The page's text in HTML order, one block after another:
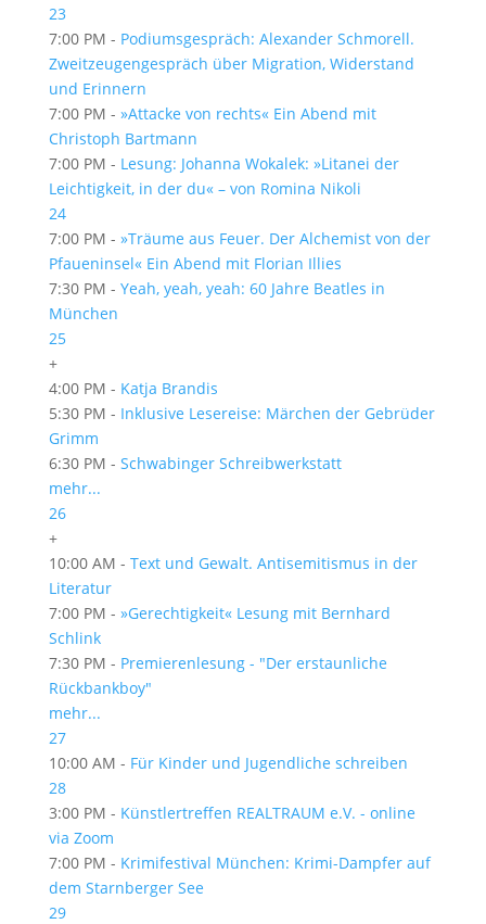
23
7:00 PM - Podiumsgespräch: Alexander Schmorell.
Zweitzeugengespräch über Migration, Widerstand
und Erinnern
7:00 PM - »Attacke von rechts« Ein Abend mit
Christoph Bartmann
7:00 PM - Lesung: Johanna Wokalek: »Litanei der
Leichtigkeit, in der du« – von Romina Nikoli
24
7:00 PM - »Träume aus Feuer. Der Alchemist von der
Pfaueninsel« Ein Abend mit Florian Illies
7:30 PM - Yeah, yeah, yeah: 60 Jahre Beatles in
München
25
+
4:00 PM - Katja Brandis
5:30 PM - Inklusive Lesereise: Märchen der Gebrüder
Grimm
6:30 PM - Schwabinger Schreibwerkstatt
mehr...
26
+
10:00 AM - Text und Gewalt. Antisemitismus in der
Literatur
7:00 PM - »Gerechtigkeit« Lesung mit Bernhard
Schlink
7:30 PM - Premierenlesung - "Der erstaunliche
Rückbankboy"
mehr...
27
10:00 AM - Für Kinder und Jugendliche schreiben
28
3:00 PM - Künstlertreffen REALTRAUM e.V. - online
via Zoom
7:00 PM - Krimifestival München: Krimi-Dampfer auf
dem Starnberger See
29